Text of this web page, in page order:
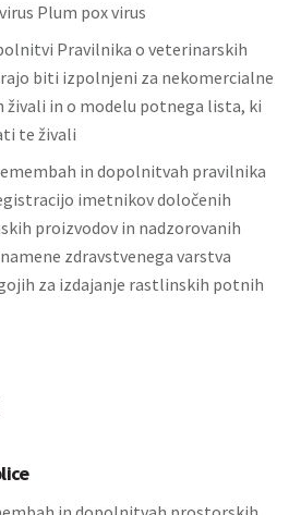
Plum pox virus
Pravilnika o veterinarskih
biti izpolnjeni za nekomercialne
živali in o modelu potnega lista, ki
te živali
in dopolnitvah pravilnika
imetnikov določenih
proizvodov in nadzorovanih
zdravstvenega varstva
za izdajanje rastlinskih ­potnih